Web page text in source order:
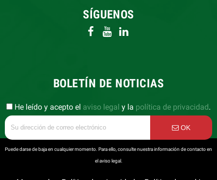
SÍGUENOS
BOLETÍN DE NOTICIAS
He leído y acepto el aviso legal y la política de privacidad.
OK
Puede darse de baja en cualquier momento. Para ello, consulte nuestra información de contacto en
el aviso legal.